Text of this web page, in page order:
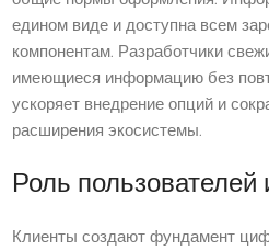
едином виде и доступна всем
компонентам. Разработчики
имеющиеся информацию без
ускоряет внедрение опций и
расширения экосистемы.
Роль
Клиенты создают фундамент